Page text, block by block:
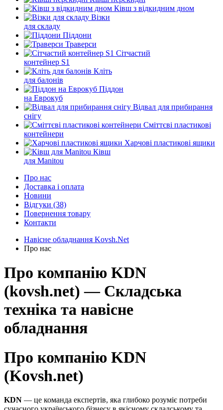
Ківш з відкидним дном
Візки
для складу
Піддони
Траверси
Сітчастий
контейнер S1
Кліть
для балонів
Піддон
на Еврокуб
Відвал для прибирання
снігу
Cміттєві пластикові
контейнери
Харчові пластикові ящики
Ківш
для Manitou
Про нас
Доставка і оплата
Новини
Відгуки (38)
Повернення товару
Контакти
Навісне обладнання Kovsh.Net
Про нас
Про компанію KDN
(kovsh.net) — Складська
техніка та навісне
обладнання
Про компанію KDN
(Kovsh.net)
KDN — це команда експертів, яка глибоко розуміє потреби